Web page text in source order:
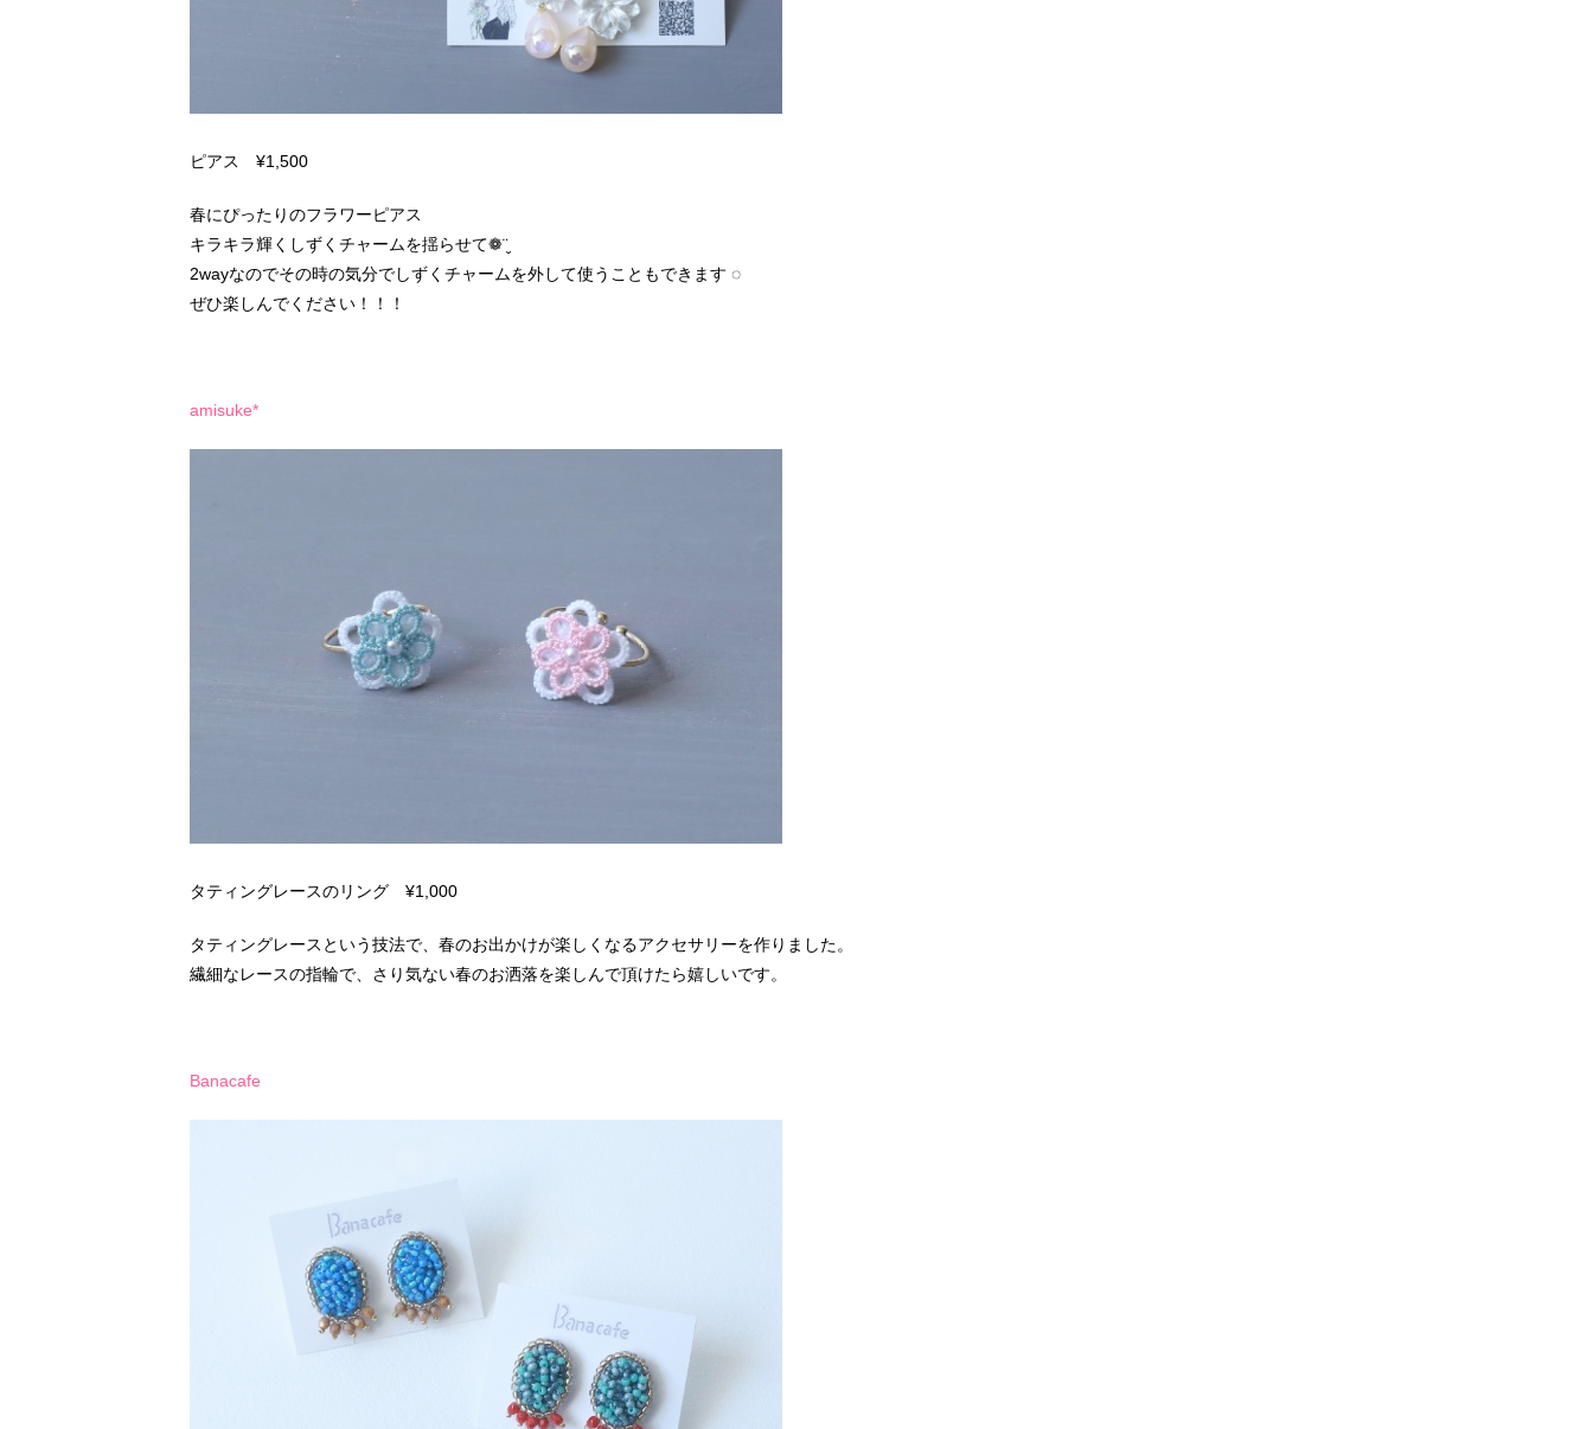
ピアス ¥1,500
春にぴったりのフラワーピアス
キラキラ輝くしずくチャームを揺らせて‎❁¨̮
2wayなのでその時の気分でしずくチャームを外して使うこともできます ◌
ぜひ楽しんでください！！！
amisuke*
タティングレースのリング ¥1,000
タティングレースという技法で、春のお出かけが楽しくなるアクセサリーを作りました。
繊細なレースの指輪で、さり気ない春のお洒落を楽しんで頂けたら嬉しいです。
Banacafe